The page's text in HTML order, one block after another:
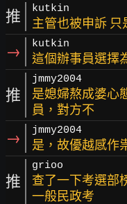
推 kutkin
主管也被申訴 只
→ kutkin
這個辦事員選擇
推
jmmy2004
是媳婦熬成婆心
員，對方不
→ jmmy2004
是，故優越感作
推
grioo
查了一下考選部
一般民政考